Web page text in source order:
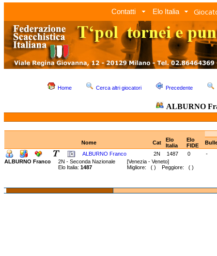
Contatti Elo Italia
Home Cerca altri giocatori Precedente
ALBURNO
Nome Cat
Elo
Italia
Elo
FIDE
ALBURNO Franco
2N 1487 0
-
ALBURNO Franco
2N - Seconda Nazionale [Venezia - Veneto]
Elo Italia: 1487 Migliore: ( ) Peggiore: ( )